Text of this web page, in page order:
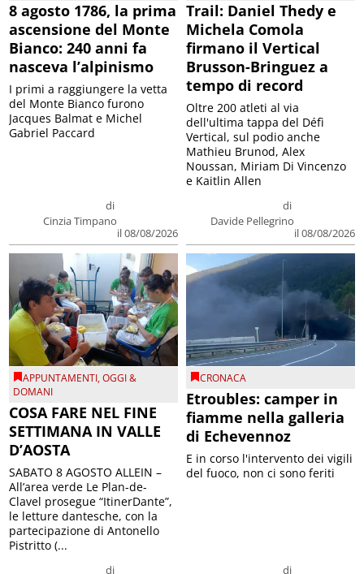
8 agosto 1786, la prima
ascensione del Monte
Bianco: 240 anni fa
nasceva l’alpinismo
di
Cinzia Timpano
il 08/08/2026
I primi a raggiungere la vetta
del Monte Bianco furono
Jacques Balmat e Michel
Gabriel Paccard
Trail: Daniel Thedy e
Michela Comola
firmano il Vertical
Brusson-Bringuez a
tempo di record
di
Davide Pellegrino
il 08/08/2026
Oltre 200 atleti al via
dell'ultima tappa del Défì
Vertical, sul podio anche
Mathieu Brunod, Alex
Noussan, Miriam Di Vincenzo
e Kaitlin Allen
APPUNTAMENTI,OGGI &
DOMANI
COSA FARE NEL FINE
SETTIMANA IN VALLE
D’AOSTA
di
SABATO 8 AGOSTO ALLEIN –
All’area verde Le Plan-de-
Clavel prosegue “ItinerDante”,
le letture dantesche, con la
partecipazione di Antonello
Pistritto (...
CRONACA
Etroubles: camper in
fiamme nella galleria
di Echevennoz
di
E in corso l'intervento dei vigili
del fuoco, non ci sono feriti